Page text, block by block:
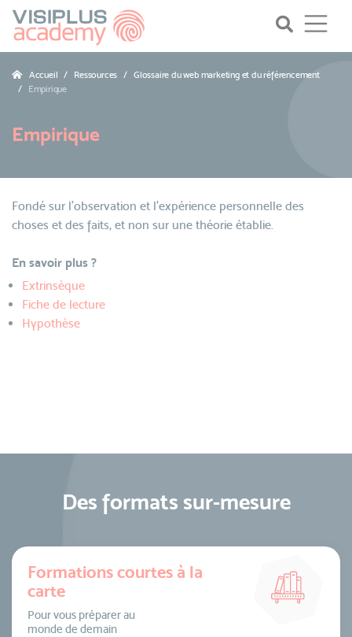
Accueil Ressources
Glossaire du web marketing et du référencement
Empirique
Empirique
Fondé sur l'observation et l'expérience personnelle des
choses et des faits, et non sur une théorie établie.
En savoir plus ?
Extrinsèque
Fiche de lecture
Hypothèse
Des formats sur-mesure
Formations courtes à la
carte
Pour vous préparer au
monde de demain